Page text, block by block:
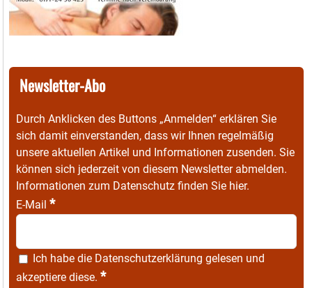
Newsletter-Abo
Durch Anklicken des Buttons „Anmelden“ erklären Sie
sich damit einverstanden, dass wir Ihnen regelmäßig
unsere aktuellen Artikel und Informationen zusenden. Sie
können sich jederzeit von diesem Newsletter abmelden.
Informationen zum Datenschutz finden Sie hier.
E-Mail *
Ich habe die Datenschutzerklärung gelesen und
akzeptiere diese. *